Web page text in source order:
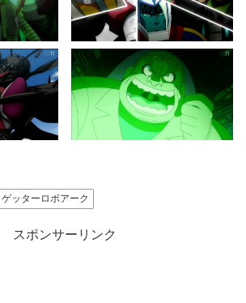
ゲッターロボアーク
スポンサーリンク